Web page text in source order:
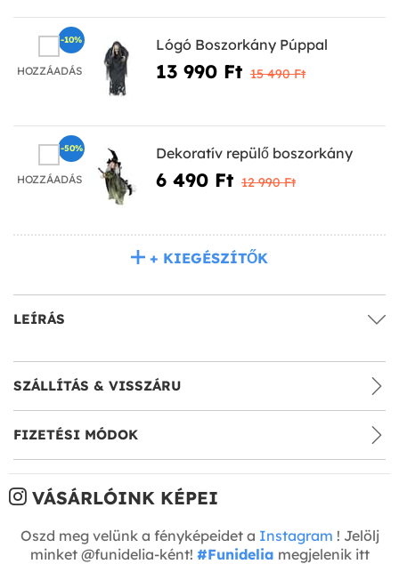
HOZZÁADÁS
Lógó Boszorkány Púppal
13 990 Ft‎ 15 490 Ft‎
-10%
HOZZÁADÁS
Dekoratív repülő boszorkány
6 490 Ft‎ 12 990 Ft‎
-50%
+ KIEGÉSZÍTŐK
LEÍRÁS
SZÁLLÍTÁS & VISSZÁRU
FIZETÉSI MÓDOK
VÁSÁRLÓINK KÉPEI
Oszd meg velünk a fényképeidet a Instagram ! Jelölj
minket @funidelia-ként! #Funidelia megjelenik itt